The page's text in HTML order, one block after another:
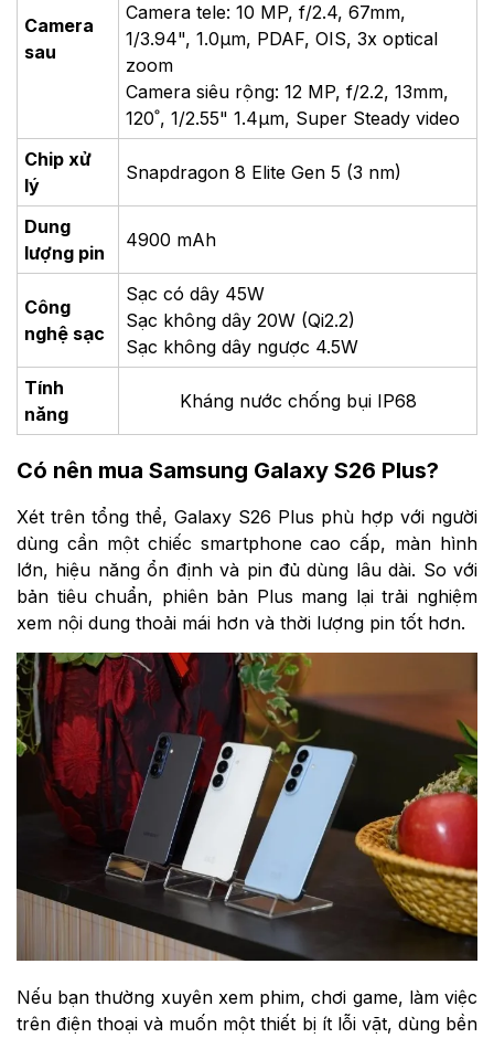
Camera
sau
Camera tele: 10 MP, f/2.4, 67mm,
1/3.94", 1.0µm, PDAF, OIS, 3x optical
zoom
Camera siêu rộng: 12 MP, f/2.2, 13mm,
120˚, 1/2.55" 1.4µm, Super Steady video
Chip xử
lý
Snapdragon 8 Elite Gen 5 (3 nm)
Dung
lượng pin
4900 mAh
Công
nghệ sạc
Sạc có dây 45W
Sạc không dây 20W (Qi2.2)
Sạc không dây ngược 4.5W
Tính
năng
Kháng nước chống bụi IP68
Có nên mua Samsung Galaxy S26 Plus?
Xét trên tổng thể, Galaxy S26 Plus phù hợp với người
dùng cần một chiếc smartphone cao cấp, màn hình
lớn, hiệu năng ổn định và pin đủ dùng lâu dài. So với
bản tiêu chuẩn, phiên bản Plus mang lại trải nghiệm
xem nội dung thoải mái hơn và thời lượng pin tốt hơn.
Nếu bạn thường xuyên xem phim, chơi game, làm việc
trên điện thoại và muốn một thiết bị ít lỗi vặt, dùng bền